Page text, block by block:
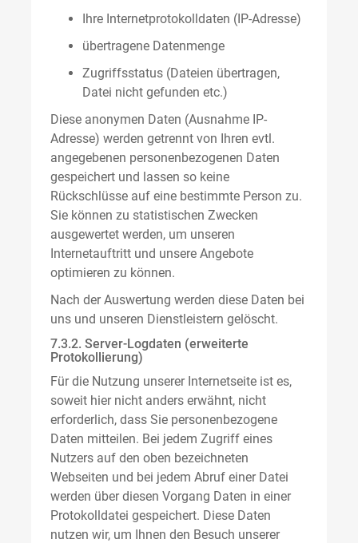
Ihre Internetprotokolldaten (IP-Adresse)
übertragene Datenmenge
Zugriffsstatus (Dateien übertragen,
Datei nicht gefunden etc.)
Diese anonymen Daten (Ausnahme IP-
Adresse) werden getrennt von Ihren evtl.
angegebenen personenbezogenen Daten
gespeichert und lassen so keine
Rückschlüsse auf eine bestimmte Person zu.
Sie können zu statistischen Zwecken
ausgewertet werden, um unseren
Internetauftritt und unsere Angebote
optimieren zu können.
Nach der Auswertung werden diese Daten bei
uns und unseren Dienstleistern gelöscht.
7.3.2. Server-Logdaten (erweiterte
Protokollierung)
Für die Nutzung unserer Internetseite ist es,
soweit hier nicht anders erwähnt, nicht
erforderlich, dass Sie personenbezogene
Daten mitteilen. Bei jedem Zugriff eines
Nutzers auf den oben bezeichneten
Webseiten und bei jedem Abruf einer Datei
werden über diesen Vorgang Daten in einer
Protokolldatei gespeichert. Diese Daten
nutzen wir, um Ihnen den Besuch unserer